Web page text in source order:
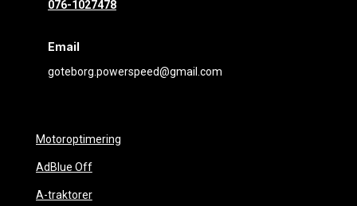
076-1027478
Email
goteborg.powerspeed@gmail.com
Motoroptimering
AdBlue Off
A-traktorer